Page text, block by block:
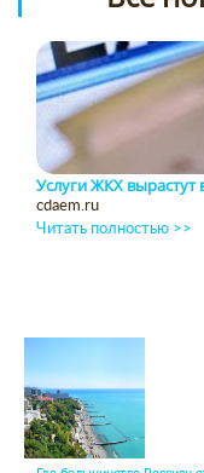
Услуги ЖКХ вырастут
cdaem.ru
Читать полностью >>